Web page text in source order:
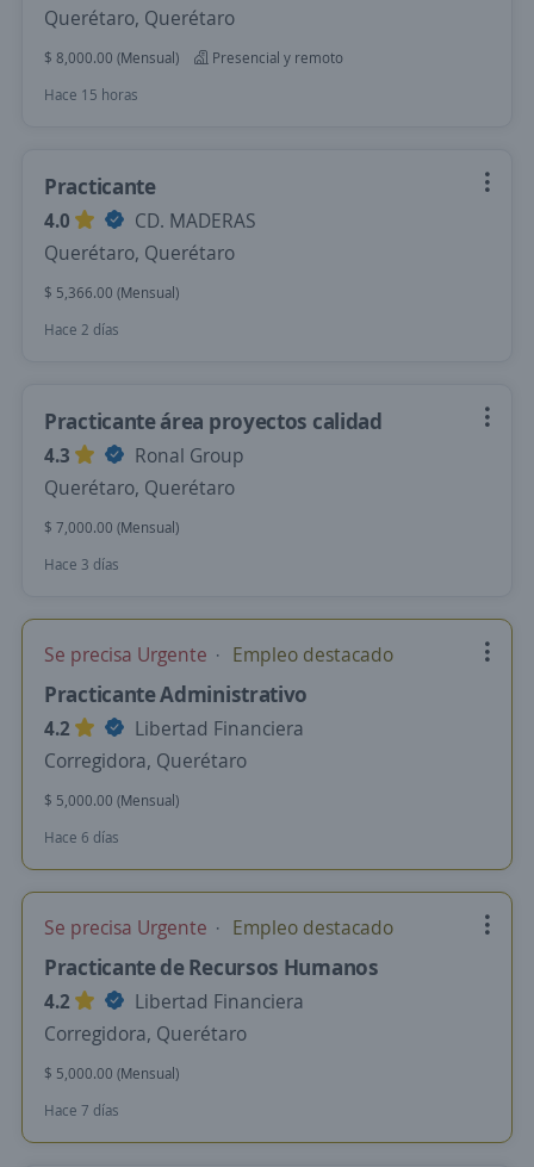
Querétaro, Querétaro
$ 8,000.00 (Mensual)
Presencial y remoto
Hace 15 horas
Practicante
4.0
CD. MADERAS
Querétaro, Querétaro
$ 5,366.00 (Mensual)
Hace 2 días
Practicante área proyectos calidad
4.3
Ronal Group
Querétaro, Querétaro
$ 7,000.00 (Mensual)
Hace 3 días
Se precisa Urgente Empleo destacado
Practicante Administrativo
4.2
Libertad Financiera
Corregidora, Querétaro
$ 5,000.00 (Mensual)
Hace 6 días
Se precisa Urgente Empleo destacado
Practicante de Recursos Humanos
4.2
Libertad Financiera
Corregidora, Querétaro
$ 5,000.00 (Mensual)
Hace 7 días